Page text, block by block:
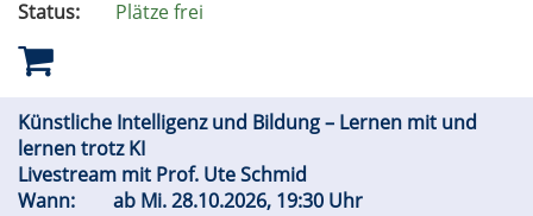
Status:
Plätze frei
Künstliche Intelligenz und Bildung – Lernen mit und
lernen trotz KI
Livestream mit Prof. Ute Schmid
Wann:
ab Mi.28.10.2026, 19:30 Uhr